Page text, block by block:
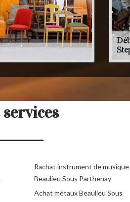
Rachat instrument de musique
Beaulieu Sous Parthenay
Achat métaux Beaulieu Sous